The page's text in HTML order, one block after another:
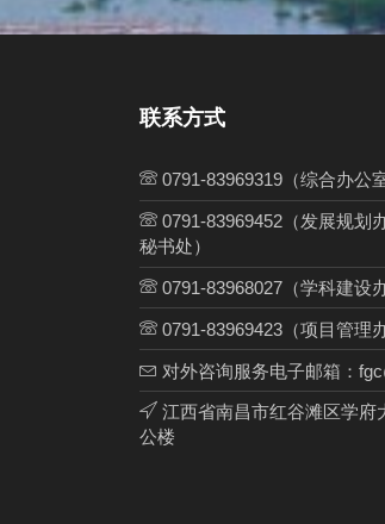
联系方式
0791-83969319（综合办公室
0791-83969452（发展规划
秘书处）
0791-83968027（学科建设
0791-83969423（项目管理
对外咨询服务电子邮箱：
江西省南昌市红谷滩区学府
公楼